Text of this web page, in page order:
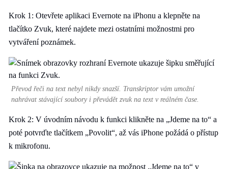
Krok 1: Otevřete aplikaci Evernote na iPhonu a klepněte na
tlačítko Zvuk, které najdete mezi ostatními možnostmi pro
vytváření poznámek.
Převod řeči na text nebyl nikdy snazší. Transkriptor vám umožní
nahrávat stávající soubory i převádět zvuk na text v reálném čase.
Krok 2: V úvodním návodu k funkci klikněte na „Jdeme na to“ a
poté potvrďte tlačítkem „Povolit“, až vás iPhone požádá o přístup
k mikrofonu.